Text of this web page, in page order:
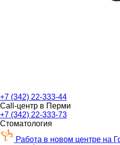
+7 (342) 22-333-44
Call-центр в Перми
+7 (342) 22-333-73
Стоматология
Работа в новом центре на